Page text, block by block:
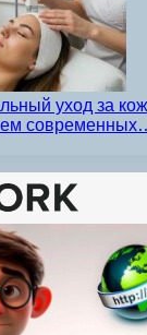
уход за